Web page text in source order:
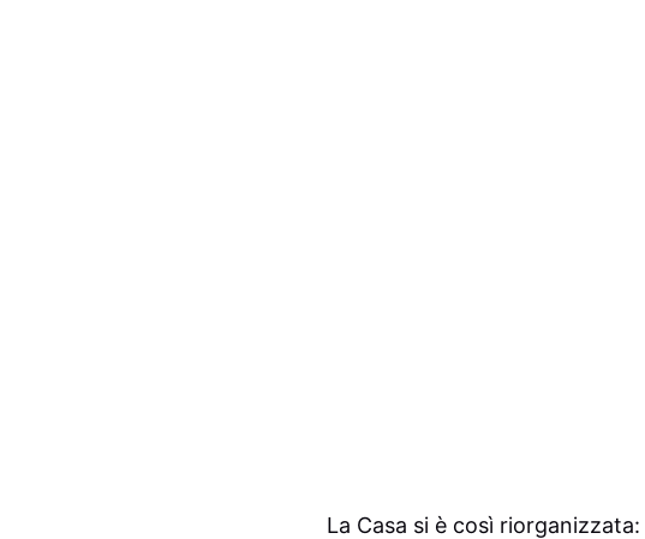
La Casa si è così